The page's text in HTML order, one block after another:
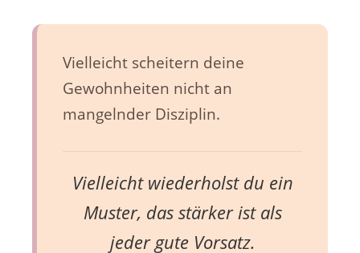
Vielleicht scheitern deine
Gewohnheiten nicht an
mangelnder Disziplin.
Vielleicht wiederholst du ein
Muster, das stärker ist als
jeder gute Vorsatz.